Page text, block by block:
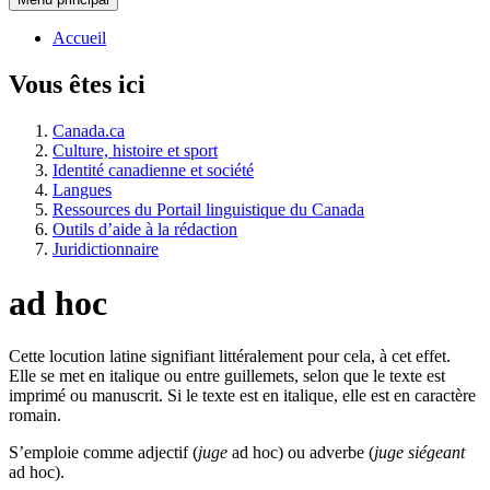
Accueil
Vous êtes ici
Canada.ca
Culture, histoire et sport
Identité canadienne et société
Langues
Ressources du Portail linguistique du Canada
Outils d’aide à la rédaction
Juridictionnaire
ad hoc
Cette locution latine signifiant littéralement pour cela, à cet effet.
Elle se met en italique ou entre guillemets, selon que le texte est
imprimé ou manuscrit. Si le texte est en italique, elle est en caractère
romain.
S’emploie comme adjectif (juge ad hoc) ou adverbe (juge siégeant
ad hoc).